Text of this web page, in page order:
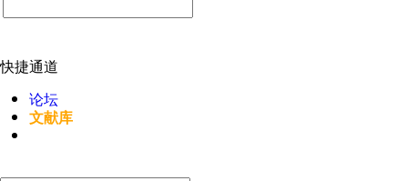
快捷通道
论坛
文献库